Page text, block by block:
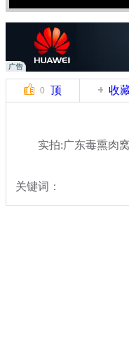
0 顶 收
实拍:广东毒熏肉窝
关键词：